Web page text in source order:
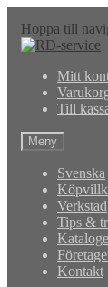
Hoppa till
Mitt
Till
Meny
Svenska
Verkstad
Tips &
Kontakt